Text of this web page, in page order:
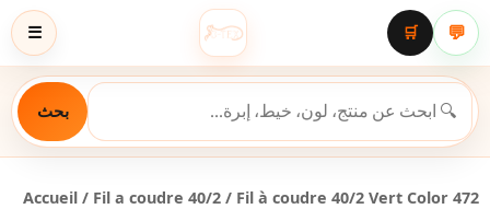
☰ 💬
🛒
بحث
Accueil / Fil a coudre 40/2 / Fil à coudre 40/2 Vert Color 472